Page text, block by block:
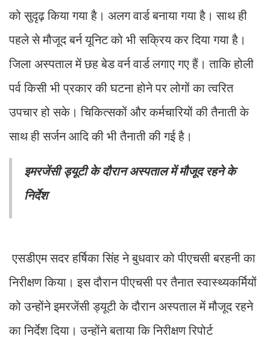
को सुदृढ़ किया गया है। अलग वार्ड बनाया गया है। साथ ही
पहले से मौजूद बर्न यूनिट को भी सक्रिय कर दिया गया है।
जिला अस्पताल में छह बेड वर्न वार्ड लगाए गए हैं। ताकि होली
पर्व किसी भी प्रकार की घटना होने पर लोगों का त्वरित
उपचार हो सके। चिकित्सकों और कर्मचारियों की तैनाती के
साथ ही सर्जन आदि की भी तैनाती की गई है।
इमरजेंसी ड्यूटी के दौरान अस्पताल में मौजूद रहने के
निर्देश
एसडीएम सदर हर्षिका सिंह ने बुधवार को पीएचसी बरहनी का
निरीक्षण किया। इस दौरान पीएचसी पर तैनात स्वास्थ्यकर्मियों
को उन्होंने इमरजेंसी ड्यूटी के दौरान अस्पताल में मौजूद रहने
का निर्देश दिया। उन्होंने बताया कि निरीक्षण रिपोर्ट